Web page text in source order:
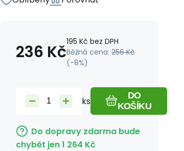
236 Kč195 Kč bez DPH
Běžná cena: 256 Kč
(-8%)
ks
DO
KOŠÍKU
Do dopravy zdarma bude
chybět jen1 264 Kč